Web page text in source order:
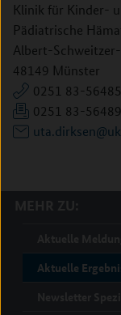
Klinik für Kinder-
Pädiatrische
Albert-
48149 Münster
0251 83-56485
0251 83-56489
Aktuelle